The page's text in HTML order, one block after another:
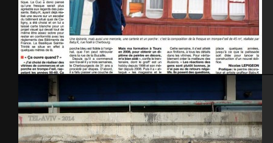
La Presse de la Manche, article « trompe l’œil » – rue Noel à Cherbourg